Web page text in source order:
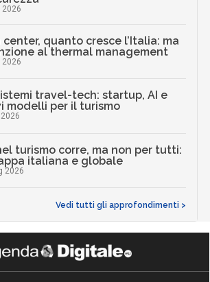
2026
center, quanto cresce l’Italia: ma
al thermal management
2026
travel-tech: startup, AI e
modelli per il turismo
nel turismo corre, ma non per tutti:
italiana e globale
2026
Vedi tutti gli approfondimenti >